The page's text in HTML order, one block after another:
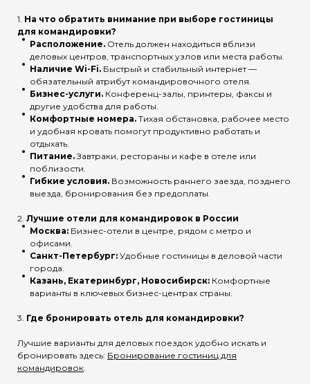
1. На что обратить внимание при выборе гостиницы
для командировки?
Расположение. Отель должен находиться вблизи
деловых центров, транспортных узлов или места работы.
Наличие Wi-Fi. Быстрый и стабильный интернет —
обязательный атрибут командировочного отеля.
Бизнес-услуги. Конференц-залы, принтеры, факсы и
другие удобства для работы.
Комфортные номера. Тихая обстановка, рабочее место
и удобная кровать помогут продуктивно работать и
отдыхать.
Питание.Завтраки, рестораны и кафе в отеле или
поблизости.
Гибкие условия. Возможность раннего заезда, позднего
выезда, бронирования без предоплаты.
2. Лучшие отели для командировок в России
Москва: Бизнес-отели в центре, рядом с метро и
офисами.
Санкт-Петербург: Удобные гостиницы в деловой части
города.
Казань, Екатеринбург, Новосибирск: Комфортные
варианты в ключевых бизнес-центрах страны.
3. Где бронировать отель для командировки?
Лучшие варианты для деловых поездок удобно искать и
бронировать здесь: Бронирование гостиниц для
командировок.